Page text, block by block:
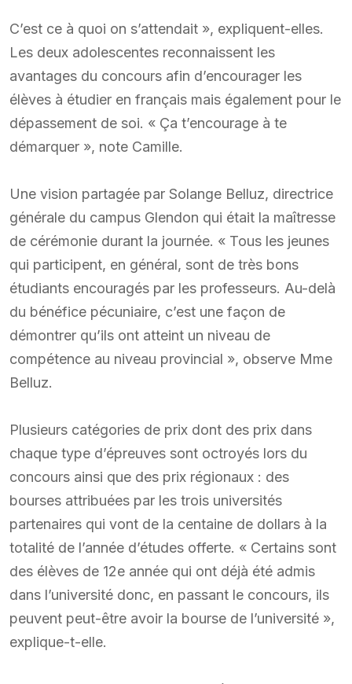
C’est ce à quoi on s’attendait », expliquent-elles.
Les deux adolescentes reconnaissent les
avantages du concours afin d’encourager les
élèves à étudier en français mais également pour le
dépassement de soi. « Ça t’encourage à te
démarquer », note Camille.
Une vision partagée par Solange Belluz, directrice
générale du campus Glendon qui était la maîtresse
de cérémonie durant la journée. « Tous les jeunes
qui participent, en général, sont de très bons
étudiants encouragés par les professeurs. Au-delà
du bénéfice pécuniaire, c’est une façon de
démontrer qu’ils ont atteint un niveau de
compétence au niveau provincial », observe Mme
Belluz.
Plusieurs catégories de prix dont des prix dans
chaque type d’épreuves sont octroyés lors du
concours ainsi que des prix régionaux : des
bourses attribuées par les trois universités
partenaires qui vont de la centaine de dollars à la
totalité de l’année d’études offerte. « Certains sont
des élèves de 12e année qui ont déjà été admis
dans l’université donc, en passant le concours, ils
peuvent peut-être avoir la bourse de l’université »,
explique-t-elle.